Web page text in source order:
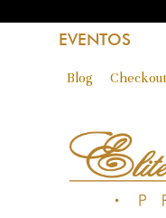
EVENTOS
Blog Checkout